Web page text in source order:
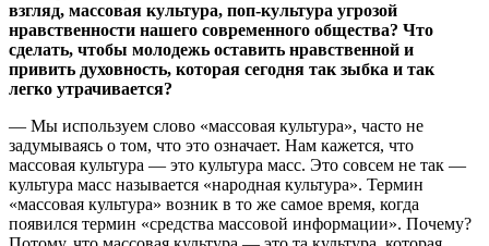
взгляд, массовая культура, поп-культура угрозой
нравственности нашего современного общества? Что
сделать, чтобы молодежь оставить нравственной и
привить духовность, которая сегодня так зыбка и так
легко утрачивается?
— Мы используем слово «массовая культура», часто не
задумываясь о том, что это означает. Нам кажется, что
массовая культура — это культура масс. Это совсем не так —
культура масс называется «народная культура». Термин
«массовая культура» возник в то же самое время, когда
появился термин «средства массовой информации». Почему?